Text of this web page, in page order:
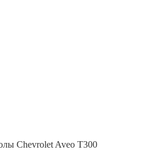
Chevrolet Aveo T300